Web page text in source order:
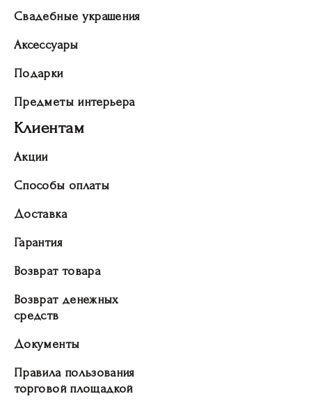
Свадебные украшения
Аксессуары
Подарки
Предметы интерьера
Клиентам
Акции
Способы оплаты
Доставка
Гарантия
Возврат товара
Возврат денежных
средств
Документы
Правила пользования
торговой площадкой